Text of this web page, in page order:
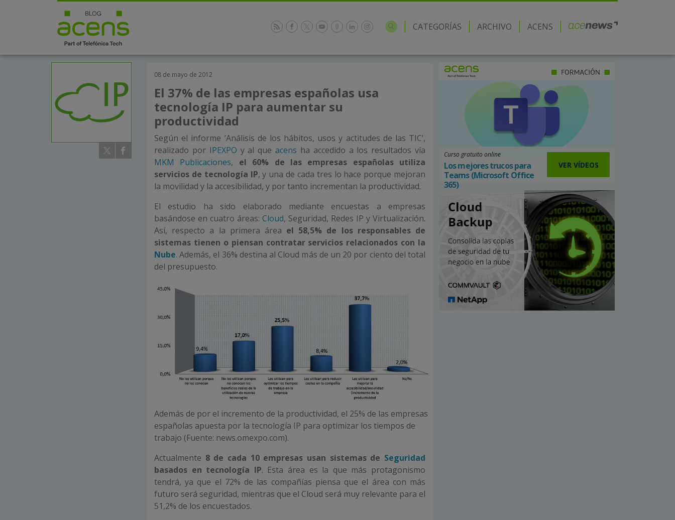
CATEGORÍAS ARCHIVO ACENS
08 de mayo de 2012
El 37% de las empresas españolas usa
tecnología IP para aumentar su
productividad
Según el informe ‘Análisis de los hábitos, usos y actitudes de las TIC’,
realizado por IPEXPO y al queacens ha accedido a los resultados vía
MKM Publicaciones, el 60% de las empresas españolas utiliza
servicios de tecnología IP, y una de cada tres lo hace porque mejoran
la movilidad y la accesibilidad, y por tanto incrementan la productividad.
El estudio ha sido elaborado mediante encuestas a empresas
basándose en cuatro áreas: Cloud, Seguridad, Redes IP y Virtualización.
Así, respecto a la primera área el 58,5% de los responsables de
sistemas tienen o piensan contratar servicios relacionados con la
Nube. Además, el 36% destina al Cloud más de un 20 por ciento del total
del presupuesto.
Además de por el incremento de la productividad, el 25% de las empresas
españolas apuesta por la tecnología IP para optimizar los tiempos de
trabajo (Fuente: news.omexpo.com).
Actualmente 8 de cada 10 empresas usan sistemas de Seguridad
basados en tecnología IP. Esta área es la que más protagonismo
tendrá, ya que el 72% de las compañías piensa que el área con más
futuro será seguridad, mientras que el Cloud será muy relevante para el
51,2% de los encuestados.
Curso gratuito online
Los mejores trucos para
Teams (Microsoft Office
365)
VER VÍDEOS